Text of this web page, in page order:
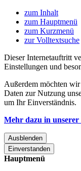
zum Inhalt
zum Hauptmenü
zum Kurzmenü
zur Volltextsuche
Dieser Internetauftritt
Einstellungen und
Außerdem möchten
Daten zur Nutzung
um Ihr Einverständnis.
Mehr dazu in
Ausblenden
Einverstanden
Hauptmenü